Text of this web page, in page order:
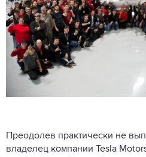
Преодолев практически не
владелец компании Tesla